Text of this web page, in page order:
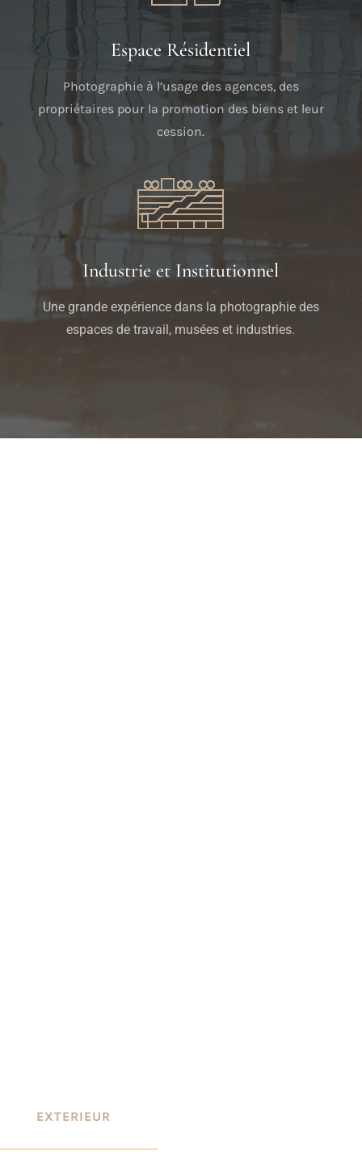
Espace Résidentiel
Photographie à l’usage des agences, des
propriétaires pour la promotion des biens et leur
cession.
Industrie et Institutionnel
Une grande expérience dans la photographie des
espaces de travail, musées et industries.
EXTERIEUR